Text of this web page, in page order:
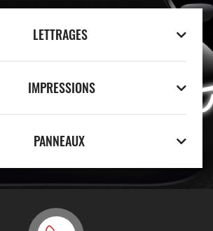
LETTRAGES
IMPRESSIONS
PANNEAUX